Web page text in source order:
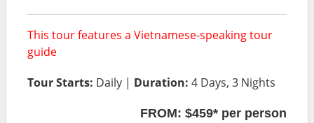
This tour features a Vietnamese-speaking tour
guide
Tour Starts: Daily | Duration: 4 Days, 3 Nights
FROM: $459* per person